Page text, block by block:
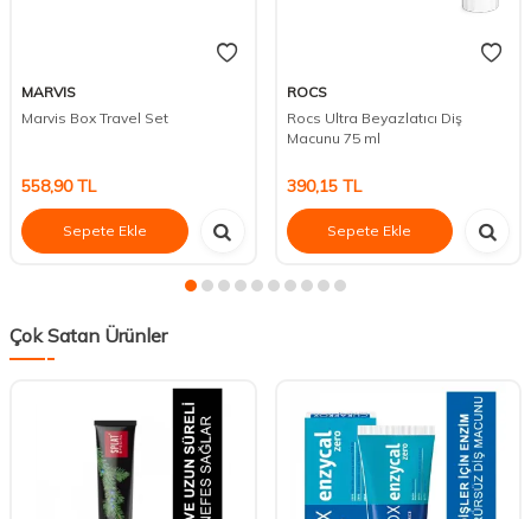
MARVIS
Marvis Box Travel Set
558,90TL
Sepete Ekle
ROCS
Rocs Ultra Beyazlatıcı Diş
Macunu 75 ml
390,15TL
Sepete Ekle
Çok Satan Ürünler